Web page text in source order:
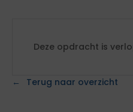
Deze opdracht is
Terug naar overzicht